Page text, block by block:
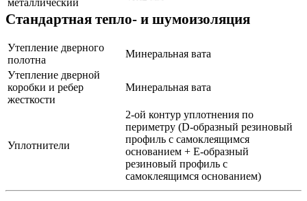
металлический
Стандартная тепло- и шумоизоляция
Утепление дверного
полотна
Минеральная вата
Утепление дверной
коробки и ребер
жесткости
Минеральная вата
Уплотнители
2-ой контур уплотнения по
периметру (D-образный резиновый
профиль с самоклеящимся
основанием + Е-образный
резиновый профиль с
самоклеящимся основанием)